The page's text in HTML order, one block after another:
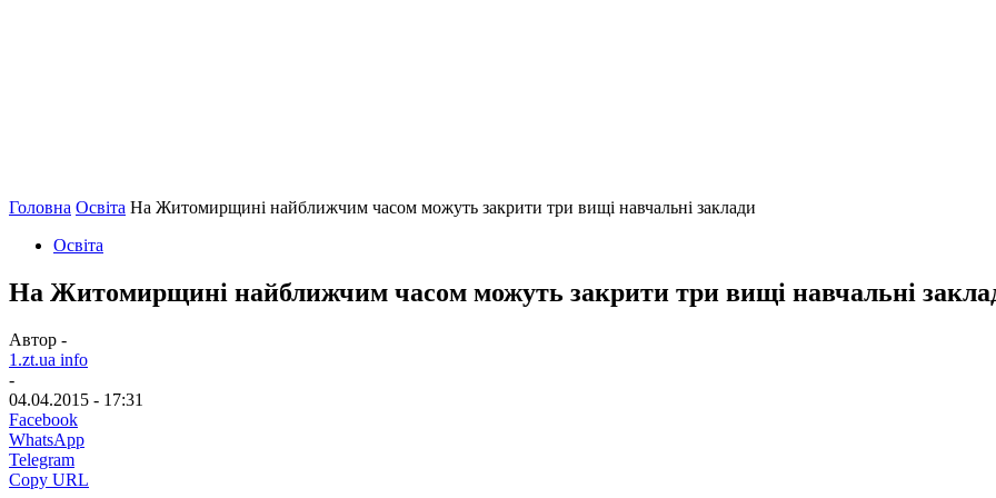
Головна Освіта На Житомирщині найближчим часом можуть закрити три вищі навчальні заклади
Освіта
На Житомирщині найближчим часом можуть закрити три вищі навчальні
Автор -
1.zt.ua info
-
04.04.2015 - 17:31
Facebook
WhatsApp
Telegram
Copy URL